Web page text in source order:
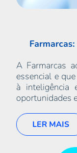
A Farmarcas
essencial e
à inteligência
oportunidades
LER MAIS